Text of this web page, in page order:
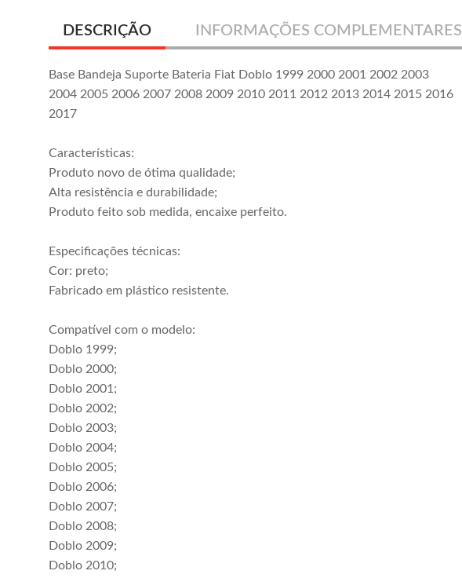
DESCRIÇÃO INFORMAÇÕES COMPLEMENTARES
Base Bandeja Suporte Bateria Fiat Doblo 1999 2000 2001 2002 2003
2004 2005 2006 2007 2008 2009 2010 2011 2012 2013 2014 2015 2016
2017
Características:
Produto novo de ótima qualidade;
Alta resistência e durabilidade;
Produto feito sob medida, encaixe perfeito.
Especificações técnicas:
Cor: preto;
Fabricado em plástico resistente.
Compatível com o modelo:
Doblo 1999;
Doblo 2000;
Doblo 2001;
Doblo 2002;
Doblo 2003;
Doblo 2004;
Doblo 2005;
Doblo 2006;
Doblo 2007;
Doblo 2008;
Doblo 2009;
Doblo 2010;